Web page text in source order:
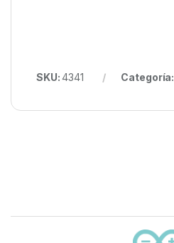
SKU:4341 Categoría:
Carrusel de marcas